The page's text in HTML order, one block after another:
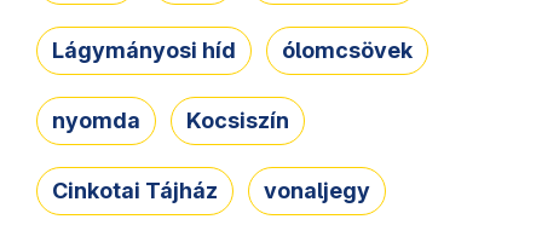
Lágymányosi híd ólomcsövek
nyomda Kocsiszín
Cinkotai Tájház vonaljegy